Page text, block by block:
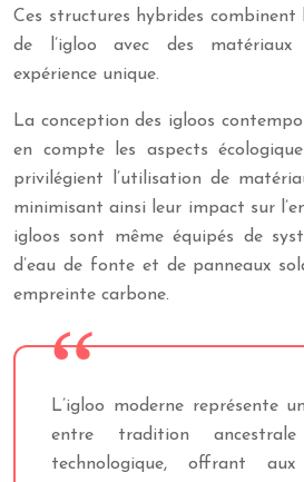
Ces structures hybrides
de l’igloo avec des
expérience unique.
La conception des igloos
en compte les aspects
privilégient l’utilisation de
minimisant ainsi leur impact sur
igloos sont même équipés de
d’eau de fonte et de panneaux
empreinte carbone.
L’igloo moderne représente
entre tradition
technologique, offrant